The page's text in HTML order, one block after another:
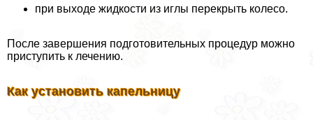
при выходе жидкости из иглы перекрыть колесо.
После завершения подготовительных процедур можно
приступить к лечению.
Как установить капельницу